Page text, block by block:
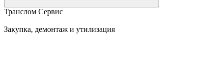
Транслом Сервис
Закупка, демонтаж и утилизация